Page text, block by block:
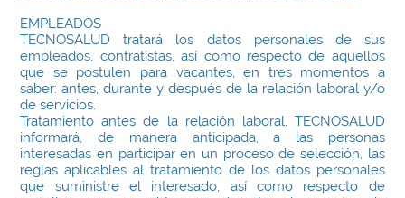
EMPLEADOS
TECNOSALUD tratará los datos personales de sus
empleados, contratistas, así como respecto de aquellos
que se postulen para vacantes, en tres momentos a
saber: antes, durante y después de la relación laboral y/o
de servicios.
Tratamiento antes de la relación laboral. TECNOSALUD
informará, de manera anticipada, a las personas
interesadas en participar en un proceso de selección, las
reglas aplicables al tratamiento de los datos personales
que suministre el interesado, así como respecto de